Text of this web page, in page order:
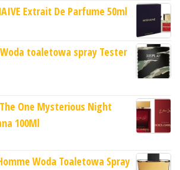
Extrait De Parfume 50ml
toaletowa spray Tester
One Mysterious Night
100Ml
Woda Toaletowa Spray